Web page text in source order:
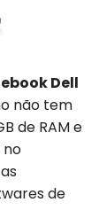
Dell
não tem
de RAM e
no
de